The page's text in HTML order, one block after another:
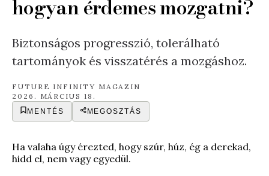
hogyan érdemes mozgatni?
Biztonságos progresszió, tolerálható
tartományok és visszatérés a mozgáshoz.
FUTURE INFINITY MAGAZIN
2026. MÁRCIUS 18.
MENTÉS MEGOSZTÁS
Ha valaha úgy érezted, hogy szúr, húz, ég a derekad,
hidd el, nem vagy egyedül.